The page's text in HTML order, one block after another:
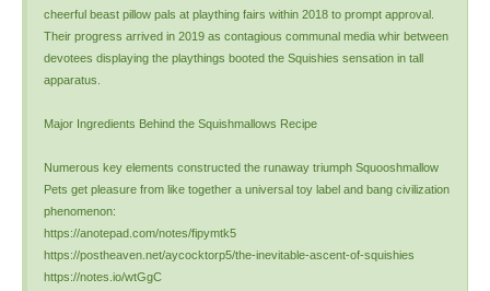
cheerful beast pillow pals at plaything fairs within 2018 to prompt approval.
Their progress arrived in 2019 as contagious communal media whir between
devotees displaying the playthings booted the Squishies sensation in tall
apparatus.
Major Ingredients Behind the Squishmallows Recipe
Numerous key elements constructed the runaway triumph Squooshmallow
Pets get pleasure from like together a universal toy label and bang civilization
phenomenon:
https://anotepad.com/notes/fipymtk5
https://postheaven.net/aycocktorp5/the-inevitable-ascent-of-squishies
https://notes.io/wtGgC